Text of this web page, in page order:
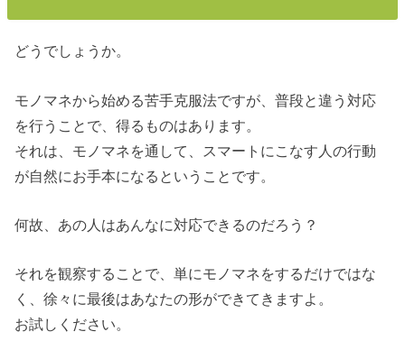
どうでしょうか。
モノマネから始める苦手克服法ですが、普段と違う対応
を行うことで、得るものはあります。
それは、モノマネを通して、スマートにこなす人の行動
が自然にお手本になるということです。
何故、あの人はあんなに対応できるのだろう？
それを観察することで、単にモノマネをするだけではな
く、徐々に最後はあなたの形ができてきますよ。
お試しください。